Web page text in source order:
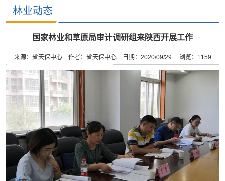
林业动态
国家林业和草原局审计调研组来陕西开展工作
来源：省天保中心 作者：省天保中心 日期：2020/09/29 浏览： 1159